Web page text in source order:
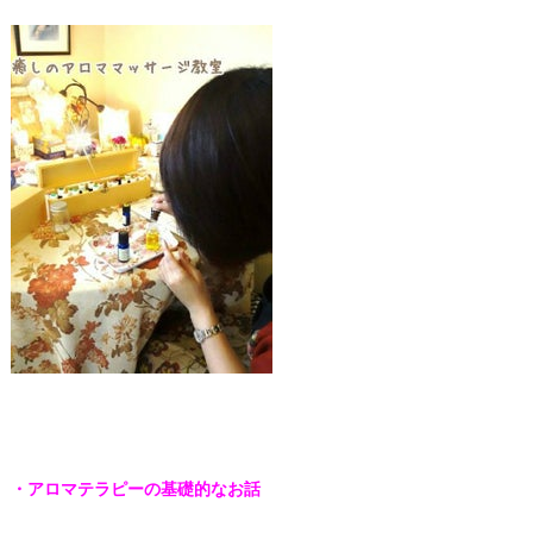
・アロマテラピーの基礎的なお話